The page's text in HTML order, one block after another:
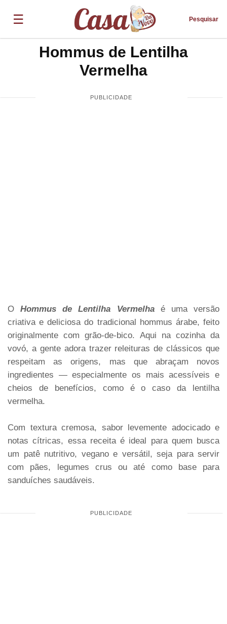
☰ Pesquisar
Hommus de Lentilha
Vermelha
O Hommus de Lentilha Vermelhaé uma versão
criativa e deliciosa do tradicional hommus árabe, feito
originalmente com grão-de-bico. Aqui na cozinha da
vovó, a gente adora trazer releituras de clássicos que
respeitam as origens, mas que abraçam novos
ingredientes — especialmente os mais acessíveis e
cheios de benefícios, como é o caso da lentilha
vermelha.
Com textura cremosa, sabor levemente adocicado e
notas cítricas, essa receita é ideal para quem busca
um patê nutritivo, vegano e versátil, seja para servir
com pães, legumes crus ou até como base para
sanduíches saudáveis.